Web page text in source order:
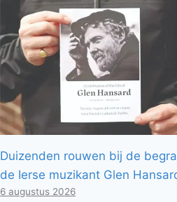
Duizenden rouwen bij de
de Ierse muzikant Glen
6 augustus 2026